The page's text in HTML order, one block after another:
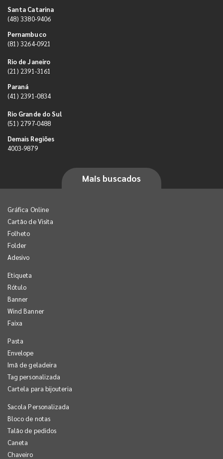
Santa Catarina
(48) 3380-9406
Pernambuco
(81) 3264-0921
Rio de Janeiro
(21) 2391-3161
Paraná
(41) 2391-0834
Rio Grande do Sul
(51) 2797-0488
Demais Regiões
4003-9879
Mais buscados
Gráfica Online
Cartão de Visita
Folheto
Folder
Adesivo
Etiqueta
Rótulo
Banner
Wind Banner
Faixa
Pasta
Envelope
Imã de geladeira
Tag personalizada
Cartela para bijouteria
Sacola Personalizada
Bloco de notas
Talão de pedidos
Caneta
Chaveiro